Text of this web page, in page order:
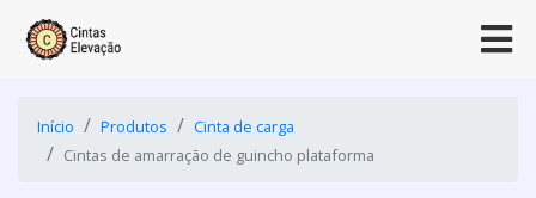
Início Produtos
Cinta de carga
Cintas de amarração de guincho plataforma